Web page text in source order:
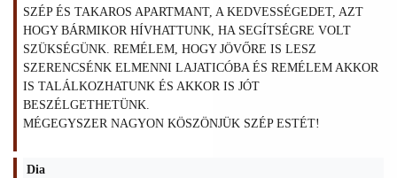
SZÉP ÉS TAKAROS APARTMANT, A KEDVESSÉGEDET, AZT
HOGY BÁRMIKOR HÍVHATTUNK, HA SEGÍTSÉGRE VOLT
SZÜKSÉGÜNK. REMÉLEM, HOGY JÖVŐRE IS LESZ
SZERENCSÉNK ELMENNI LAJATICÓBA ÉS REMÉLEM AKKOR
IS TALÁLKOZHATUNK ÉS AKKOR IS JÓT
BESZÉLGETHETÜNK.
MÉGEGYSZER NAGYON KÖSZÖNJÜK SZÉP ESTÉT!
Dia